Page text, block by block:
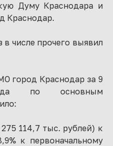
Думу Краснодара и
Краснодар.
прочего выявил
город Краснодар за 9
по основным
114,7 тыс. рублей) к
к первоначальному